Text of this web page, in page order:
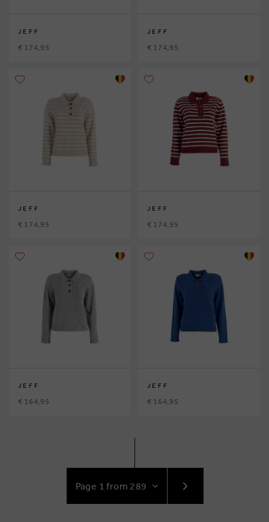
JEFF
€ 174,95
JEFF
€ 174,95
JEFF
€ 174,95
JEFF
€ 174,95
JEFF
€ 164,95
JEFF
€ 164,95
TO
NEXT